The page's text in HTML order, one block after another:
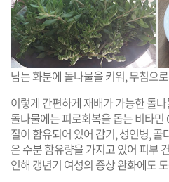
남는 화분에 돌나물을 키워, 무침으
이렇게 간편하게 재배가 가능한 돌
돌나물에는 피로회복을 돕는 비타
질이 함유되어 있어 감기, 성인병,
은 수분 함유량을 가지고 있어 피부
인해 갱년기 여성의 증상 완화에도